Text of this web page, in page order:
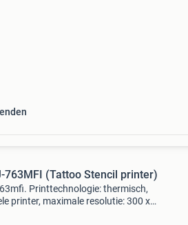
763MFI (Tattoo Stencil printer)
Printtechnologie: thermisch,
printer, maximale resolutie: 300 x